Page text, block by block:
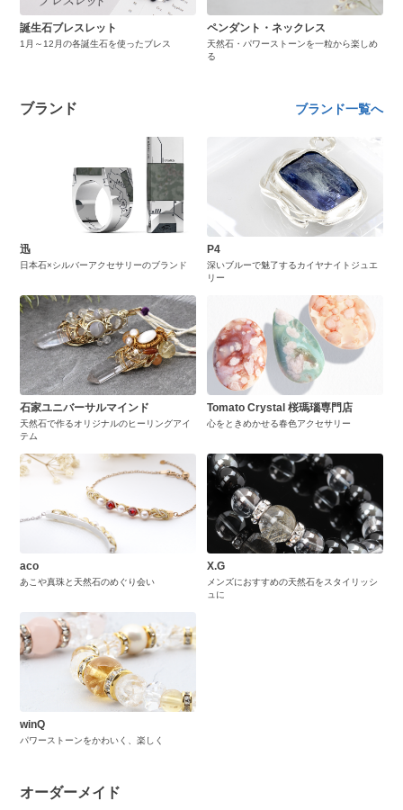
誕生石ブレスレット
1月～12月の各誕生石を使ったブレス
ペンダント・ネックレス
天然石・パワーストーンを一粒から楽しめ
る
ブランド ブランド一覧へ
迅
日本石×シルバーアクセサリーのブランド
P4
深いブルーで魅了するカイヤナイトジュエ
リー
石家ユニバーサルマインド
天然石で作るオリジナルのヒーリングアイ
テム
Tomato Crystal 桜瑪瑙専門店
心をときめかせる春色アクセサリー
aco
あこや真珠と天然石のめぐり会い
X.G
メンズにおすすめの天然石をスタイリッシ
ュに
winQ
パワーストーンをかわいく、楽しく
オーダーメイド